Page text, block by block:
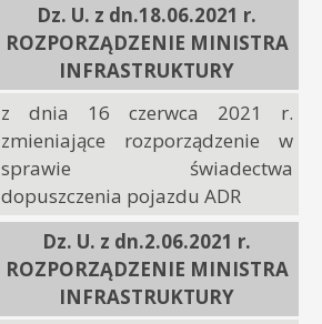
Dz. U. z dn.18.06.2021 r.
ROZPORZĄDZENIE MINISTRA
INFRASTRUKTURY
z dnia 16 czerwca 2021 r.
zmieniające rozporządzenie w
sprawie świadectwa
dopuszczenia pojazdu ADR
Dz. U. z dn.2.06.2021 r.
ROZPORZĄDZENIE MINISTRA
INFRASTRUKTURY